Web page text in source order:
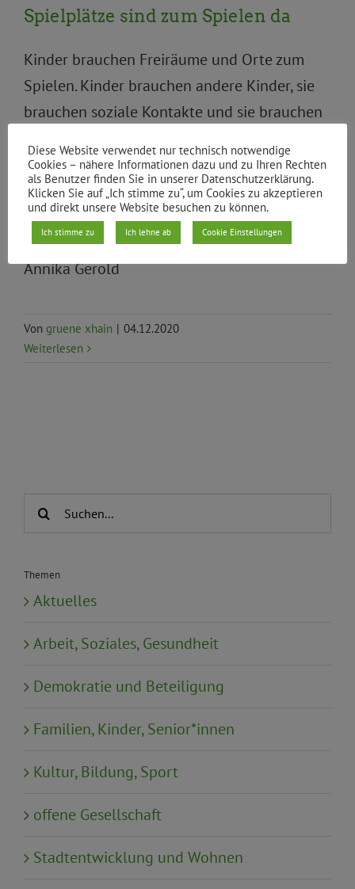
Spielplätze sind zum Spielen da
Kinder brauchen Freiräume und Orte zum
Spielen. Kinder brauchen andere Kinder, sie
brauchen soziale Kontakte und sie brauchen
Kinder brauchen das, weil sie Kinder sind.
Familien brauchen das, um Stress abzubauen
und auch in besonderen Zeiten den Alltag
gut zu bewältigen. Julian Schwarze und
Annika Gerold
Von gruene xhain | 04.12.2020
Weiterlesen
Suche
Themen
Aktuelles
Arbeit, Soziales, Gesundheit
Demokratie und Beteiligung
Familien, Kinder, Senior*innen
Kultur, Bildung, Sport
offene Gesellschaft
Stadtentwicklung und Wohnen
Diese Website verwendet nur technisch notwendige
Cookies – nähere Informationen dazu und zu Ihren Rechten
als Benutzer finden Sie in unserer Datenschutzerklärung.
Klicken Sie auf „Ich stimme zu“, um Cookies zu akzeptieren
und direkt unsere Website besuchen zu können.
Ich stimme zu Ich lehne ab Cookie Einstellungen